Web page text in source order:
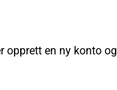
opprett en ny konto og